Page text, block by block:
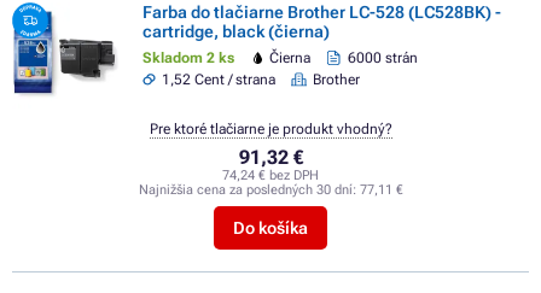
Farba do tlačiarne Brother LC-528 (LC528BK) -
cartridge, black (čierna)
Skladom 2 ks Čierna
6000 strán
1,52 Cent / strana
Brother
91,32 €
74,24 € bez DPH
Najnižšia cena za posledných 30 dní: 77,11 €
Do košíka
Pre ktoré tlačiarne je produkt vhodný?